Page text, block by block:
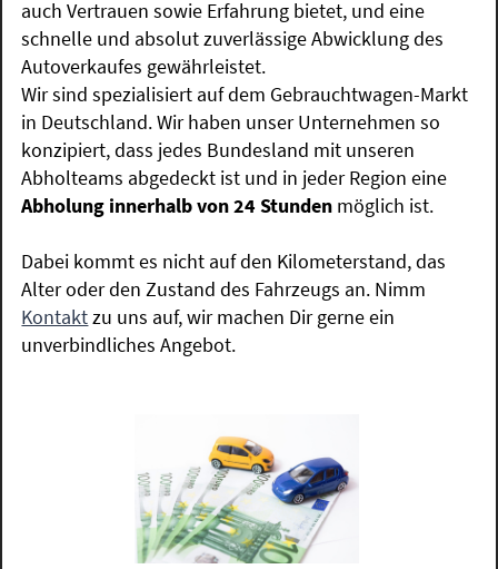
auch Vertrauen sowie Erfahrung bietet, und eine
schnelle und absolut zuverlässige Abwicklung des
Autoverkaufes gewährleistet.
Wir sind spezialisiert auf dem Gebrauchtwagen-Markt
in Deutschland. Wir haben unser Unternehmen so
konzipiert, dass jedes Bundesland mit unseren
Abholteams abgedeckt ist und in jeder Region eine
Abholung innerhalb von 24 Stunden möglich ist.
Dabei kommt es nicht auf den Kilometerstand, das
Alter oder den Zustand des Fahrzeugs an. Nimm
Kontaktzu uns auf, wir machen Dir gerne ein
unverbindliches Angebot.